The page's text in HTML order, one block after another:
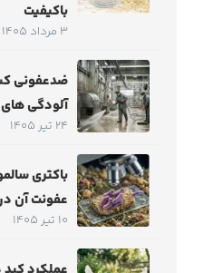
باکیفیت
3 مرداد 1405
ضدعفونی
آلودگی
24 تیر 1405
باکتری
عفونت آن
10 تیر 1405